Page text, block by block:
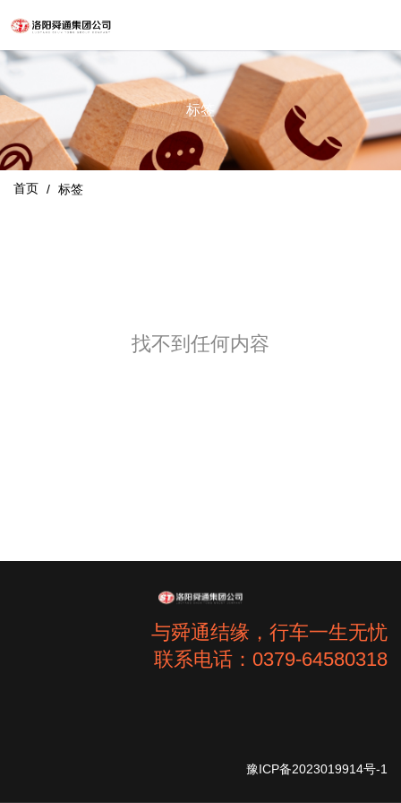
标签
首页 / 标签
找不到任何内容
与舜通结缘，行车一生无忧
联系电话：0379-64580318
豫ICP备2023019914号-1